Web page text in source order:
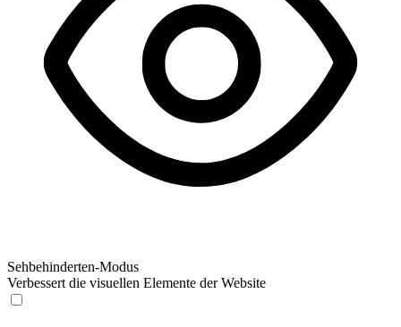
Sehbehinderten-Modus
Verbessert die visuellen Elemente der Website